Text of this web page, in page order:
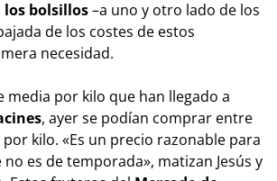
los bolsillos–a uno y otro lado de los
de los costes de estos
necesidad.
media por kilo que han llegado a
, ayer se podían comprar entre
por kilo. «Es un precio razonable para
es de temporada», matizan Jesús y